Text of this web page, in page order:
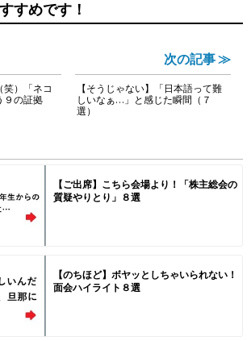
すめです！
笑）「ネコ
９の証拠
次の記事 ≫
【そうじゃない】「日本語って難
しいなぁ…」と感じた瞬間（７
選）
【ご出席】こちら会場より！「株主総会の
質疑やりとり」８選
【のちほど】ボヤッとしちゃいられない！
面会ハイライト８選